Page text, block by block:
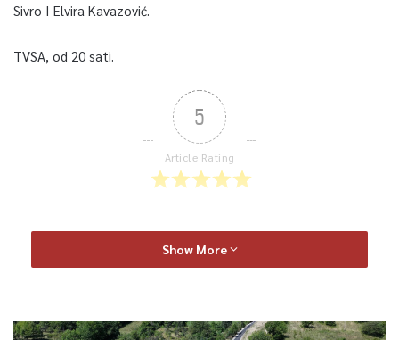
Sivro I Elvira Kavazović.
TVSA, od 20 sati.
5
Article Rating
Show More